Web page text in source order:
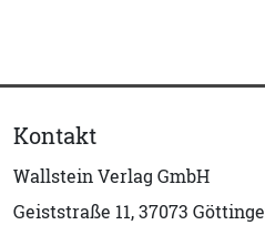
Kontakt
Wallstein Verlag GmbH
Geiststraße 11, 37073